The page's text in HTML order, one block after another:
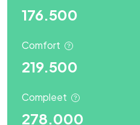
176.500
Comfort
219.500
Compleet
278.000